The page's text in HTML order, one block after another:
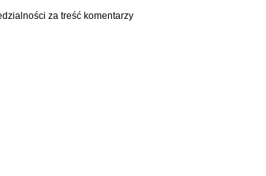
za treść komentarzy